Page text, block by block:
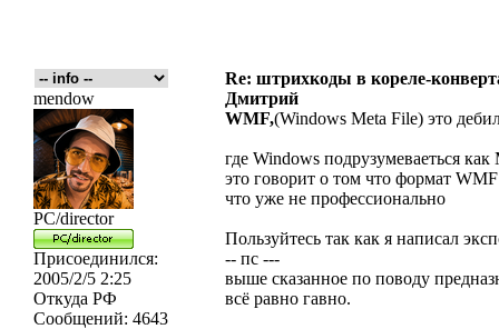
Re: штрихкоды в кореле-
mendow
PC/director
Присоединился:
2005/2/5 2:25
Откуда РФ
Сообщений: 4643
Дмитрий
WMF,(Windows Meta File) это
где Windows подрузумеваеться
это говорит о том что формат
что уже не профессионально
Пользуйтесь так как я написал
-- пс ---
выше сказанное по поводу
всё равно гавно.